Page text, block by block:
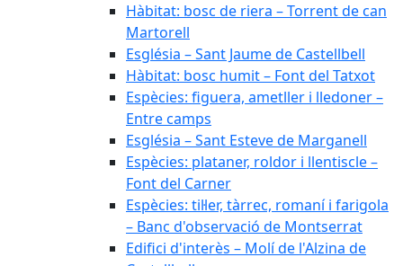
Hàbitat: bosc de riera – Torrent de can
Martorell
Església – Sant Jaume de Castellbell
Hàbitat: bosc humit – Font del Tatxot
Espècies: figuera, ametller i lledoner –
Entre camps
Església – Sant Esteve de Marganell
Espècies: plataner, roldor i llentiscle –
Font del Carner
Espècies: til·ler, tàrrec, romaní i farigola
– Banc d'observació de Montserrat
Edifici d'interès – Molí de l'Alzina de